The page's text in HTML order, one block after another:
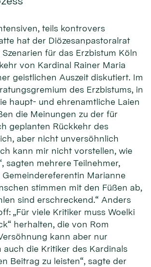
teils kontrovers
hat der Diözesanpastoralrat
für das Erzbistum Köln
von Kardinal Rainer Maria
geistlichen Auszeit diskutiert. Im
des Erzbistums, in
haupt- und ehrenamtliche Laien
die Meinungen zu der für
geplanten Rückkehr des
aber nicht unversöhnlich
kann mir nicht vorstellen, wie
sagten mehrere Teilnehmer,
Marianne
stimmen mit den Füßen ab,
sind erschreckend.“ Anders
„Für viele Kritiker muss Woelki
herhalten, die von Rom
kann aber nur
auch die Kritiker des Kardinals
Beitrag zu leisten“, sagte der